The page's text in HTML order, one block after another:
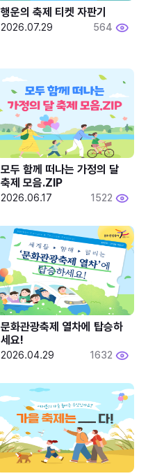
행운의 축제 티켓 자판기
2026.07.29 564
모두 함께 떠나는 가정의 달
축제 모음.ZIP
2026.06.17 1522
문화관광축제 열차에 탑승하
세요!
2026.04.29 1632